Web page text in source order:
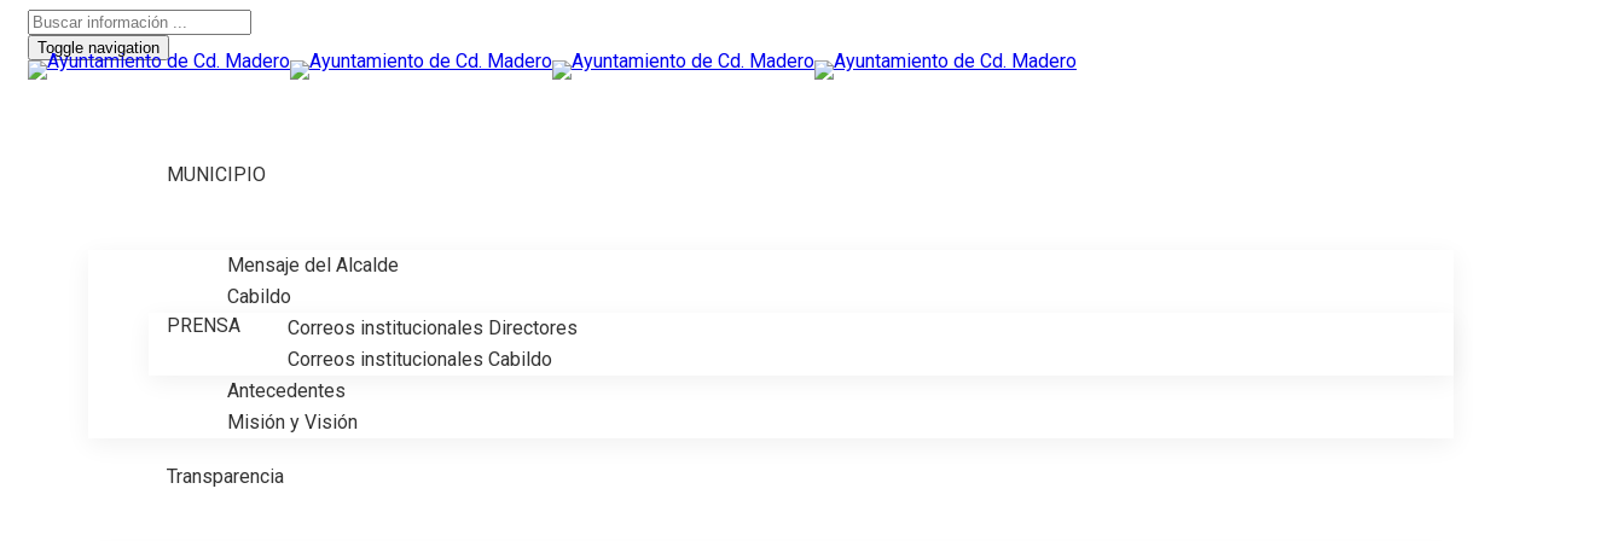
Toggle navigation
MUNICIPIO
Mensaje del Alcalde
Cabildo
Correos institucionales Directores
Correos institucionales Cabildo
Antecedentes
Misión y Visión
PRENSA
Transparencia